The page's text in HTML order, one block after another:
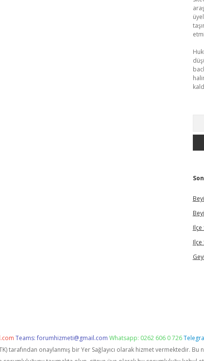
Ilçe
Ilçe
Teams:forumhizmeti@gmail.com Whatsapp: 0262 606 0 726
tarafından onaylanmış bir Yer Sağlayıcı olarak hizmet vermektedir.